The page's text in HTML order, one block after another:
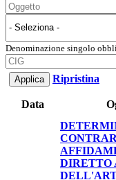
Denominazione singolo
Ripristina
Data
DIRETTO